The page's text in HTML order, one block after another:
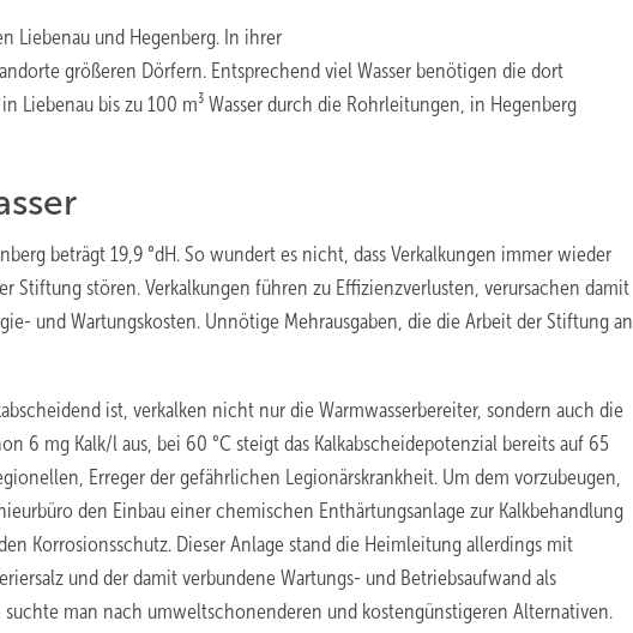
Liebenau und Hegenberg. In ihrer
größeren Dörfern. Entsprechend viel Wasser benötigen die dort
Liebenau bis zu 100 m³ Wasser durch die Rohrleitungen, in Hegenberg
beträgt 19,9 °dH. So wundert es nicht, dass Verkalkungen immer wieder
Stiftung stören. Verkalkungen führen zu Effizienzverlusten, verursachen damit
und Wartungskosten. Unnötige Mehrausgaben, die die Arbeit der Stiftung an
ist, verkalken nicht nur die Warmwasserbereiter, sondern auch die
6 mg Kalk/l aus, bei 60 °C steigt das Kalkabscheidepotenzial bereits auf 65
Erreger der gefährlichen Legionärskrankheit. Um dem vorzubeugen,
den Einbau einer chemischen Enthärtungsanlage zur Kalkbehandlung
Korrosionsschutz. Dieser Anlage stand die Heimleitung allerdings mit
und der damit verbundene Wartungs- und Betriebsaufwand als
man nach umweltschonenderen und kostengünstigeren Alternativen.